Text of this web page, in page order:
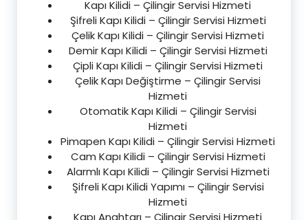
Kapı Kilidi – Çilingir Servisi Hizmeti
Şifreli Kapı Kilidi – Çilingir Servisi Hizmeti
Çelik Kapı Kilidi – Çilingir Servisi Hizmeti
Demir Kapı Kilidi – Çilingir Servisi Hizmeti
Çipli Kapı Kilidi – Çilingir Servisi Hizmeti
Çelik Kapı Değiştirme – Çilingir Servisi
Hizmeti
Otomatik Kapı Kilidi – Çilingir Servisi
Hizmeti
Pimapen Kapı Kilidi – Çilingir Servisi Hizmeti
Cam Kapı Kilidi – Çilingir Servisi Hizmeti
Alarmlı Kapı Kilidi – Çilingir Servisi Hizmeti
Şifreli Kapı Kilidi Yapımı – Çilingir Servisi
Hizmeti